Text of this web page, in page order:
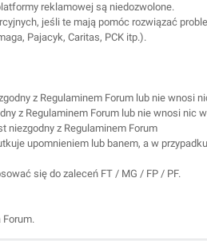
reklamowej są niedozwolone.
jeśli te mają pomóc rozwiązać
Pajacyk, Caritas, PCK itp.).
z Regulaminem Forum lub nie wnosi
z Regulaminem Forum lub nie wnosi nic
niezgodny z Regulaminem Forum
upomnieniem lub banem, a w
się do zaleceń FT / MG / FP / PF.
Forum.